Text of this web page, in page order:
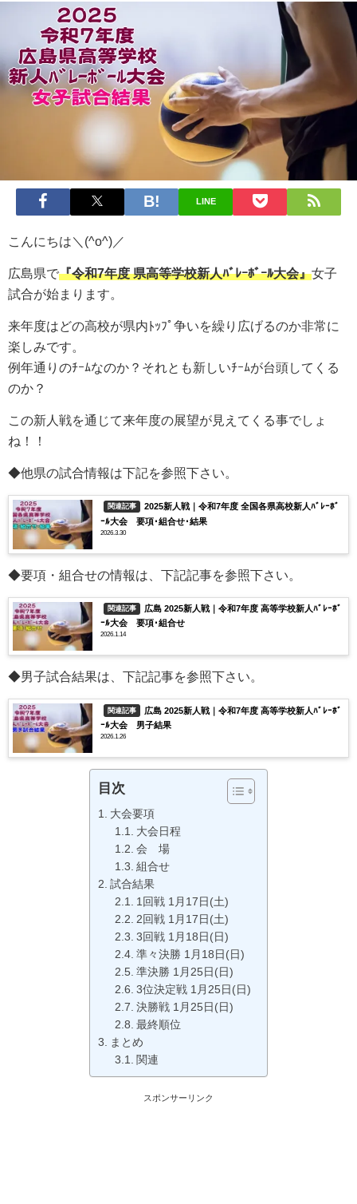
LINE
こんにちは＼(^o^)／
広島県で『令和7年度 県高等学校新人ﾊﾞﾚｰﾎﾞｰﾙ大会』女子
試合が始まります。
来年度はどの高校が県内ﾄｯﾌﾟ争いを繰り広げるのか非常に
楽しみです。
例年通りのﾁｰﾑなのか？それとも新しいﾁｰﾑが台頭してくる
のか？
この新人戦を通じて来年度の展望が見えてくる事でしょ
ね！！
◆他県の試合情報は下記を参照下さい。
関連記事
2025新人戦｜令和7年度 全国各県高校新人ﾊﾞﾚｰﾎﾞ
ｰﾙ大会 要項･組合せ･結果
2026.3.30
◆要項・組合せの情報は、下記記事を参照下さい。
関連記事
広島 2025新人戦｜令和7年度 高等学校新人ﾊﾞﾚｰﾎﾞ
ｰﾙ大会 要項･組合せ
2026.1.14
◆男子試合結果は、下記記事を参照下さい。
関連記事
広島 2025新人戦｜令和7年度 高等学校新人ﾊﾞﾚｰﾎﾞ
ｰﾙ大会 男子結果
2026.1.26
目次
大会要項
大会日程
会 場
組合せ
試合結果
1回戦 1月17日(土)
2回戦 1月17日(土)
3回戦 1月18日(日)
準々決勝 1月18日(日)
準決勝 1月25日(日)
3位決定戦 1月25日(日)
決勝戦 1月25日(日)
最終順位
まとめ
関連
スポンサーリンク